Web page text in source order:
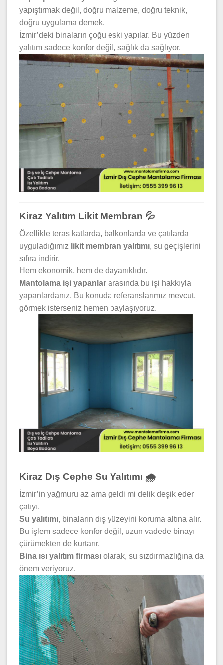
yapıştırmak değil, doğru malzeme, doğru teknik,
doğru uygulama demek.
İzmir’deki binaların çoğu eski yapılar. Bu yüzden
yalıtım sadece konfor değil, sağlık da sağlıyor.
Kiraz Yalıtım Likit Membran 💦
Özellikle teras katlarda, balkonlarda ve çatılarda
uyguladığımız likit membran yalıtımı, su geçişlerini
sıfıra indirir.
Hem ekonomik, hem de dayanıklıdır.
Mantolama işi yapanlar arasında bu işi hakkıyla
yapanlardanız. Bu konuda referanslarımız mevcut,
görmek isterseniz hemen paylaşıyoruz.
Kiraz Dış Cephe Su Yalıtımı 🌧️
İzmir’in yağmuru az ama geldi mi delik deşik eder
çatıyı.
Su yalıtımı, binaların dış yüzeyini koruma altına alır.
Bu işlem sadece konfor değil, uzun vadede binayı
çürümekten de kurtarır.
Bina ısı yalıtım firması olarak, su sızdırmazlığına da
önem veriyoruz.